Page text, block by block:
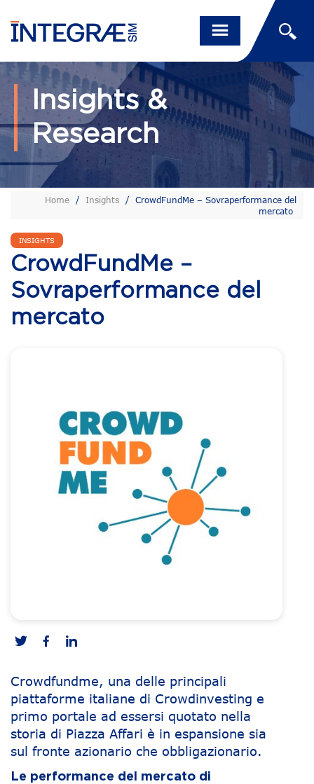
Insights &
Research
Home / Insights /
CrowdFundMe – Sovraperformance del
mercato
INSIGHTS
CrowdFundMe –
Sovraperformance del
mercato
Crowdfundme, una delle principali
piattaforme italiane di Crowdinvesting e
primo portale ad essersi quotato nella
storia di Piazza Affari è in espansione sia
sul fronte azionario che obbligazionario.
Le performance del mercato di